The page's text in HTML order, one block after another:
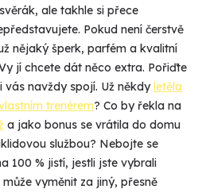
ale takhle si přece
Pokud není čerstvě
nějaký šperk, parfém a kvalitní
jí chcete dát něco extra. Pořiďte
vás navždy spojí. Už někdy letěla
trenérem? Co by řekla na
a jako bonus se vrátila do domu
službou? Nebojte se
100 % jistí, jestli jste vybrali
vyměnit za jiný, přesně